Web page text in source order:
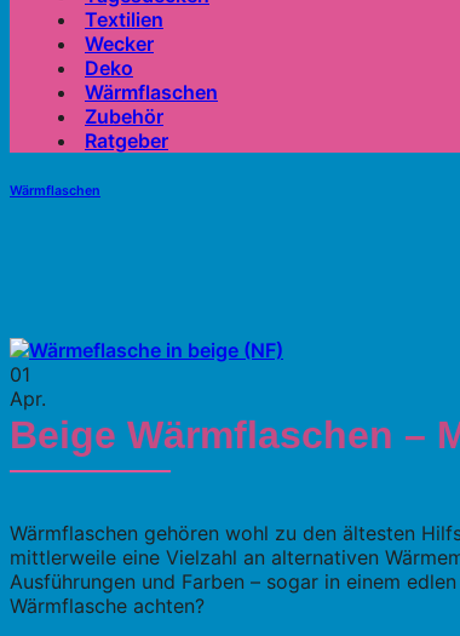
Textilien
Wecker
Deko
Wärmflaschen
Zubehör
Ratgeber
Wärmflaschen
01
Apr.
Beige Wärmflaschen –
Wärmflaschen gehören wohl zu den ältesten
mittlerweile eine Vielzahl an alternativen
Ausführungen und Farben – sogar in einem
Wärmflasche achten?